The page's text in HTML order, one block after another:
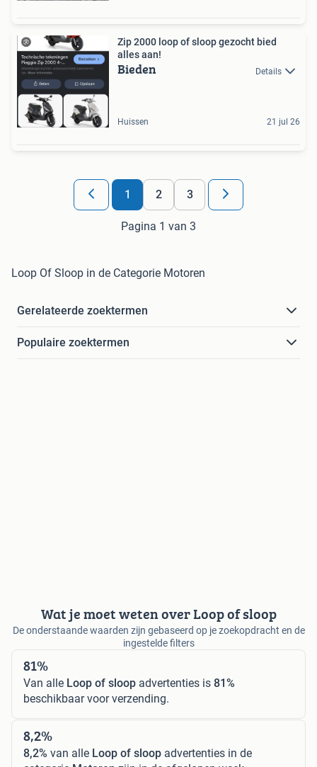
Zip 2000 loop of sloop gezocht bied
alles aan!
Bieden Details
Huissen 21 jul 26
1 2 3
Pagina 1 van 3
Loop Of Sloop in de Categorie Motoren
Gerelateerde zoektermen
Populaire zoektermen
Wat je moet weten over Loop of sloop
De onderstaande waarden zijn gebaseerd op je zoekopdracht en de
ingestelde filters
81%
Van alle Loop of sloop advertenties is 81%
beschikbaar voor verzending.
8,2%
8,2% van alle Loop of sloop advertenties in de